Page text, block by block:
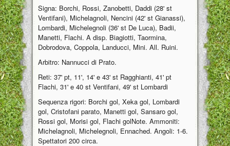
Signa: Borchi, Rossi, Zanobetti, Daddi (28' st
Ventifani), Michelagnoli, Nencini (42' st Gianassi),
Lombardi, Michelegnoli (36' st De Luca), Badii,
Manetti, Flachi. A disp. Biagiotti, Taormina,
Dobrodova, Coppola, Landucci, Mini. All. Ruini.
Arbitro: Nannucci di Prato.
Reti: 37' pt, 11', 14' e 43' st Ragghianti, 41' pt
Flachi, 31' e 40 st Ventifani, 49' st Lombardi
Sequenza rigori: Borchi gol, Xeka gol, Lombardi
gol, Cristofani parato, Manetti gol, Sansaro gol,
Rossi gol, Morisi gol, Flachi golNote. Ammoniti:
Michelagnoli, Michelegnoli, Ennached. Angoli: 1-6.
Spettatori 200 circa.